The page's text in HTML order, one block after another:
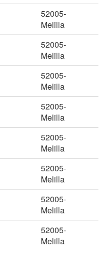
52005-
Melilla
52005-
Melilla
52005-
Melilla
52005-
Melilla
52005-
Melilla
52005-
Melilla
52005-
Melilla
52005-
Melilla